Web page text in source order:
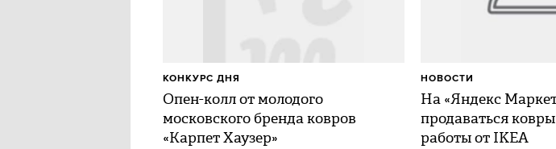
Опен-колл от молодого
московского бренда ковров
«Карпет Хаузер»
КОНКУРС ДНЯ
На «Яндекс
продаваться
работы от IKEA
НОВОСТИ